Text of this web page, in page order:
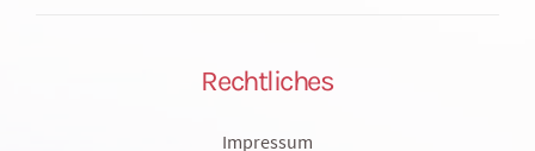
Rechtliches
Impressum